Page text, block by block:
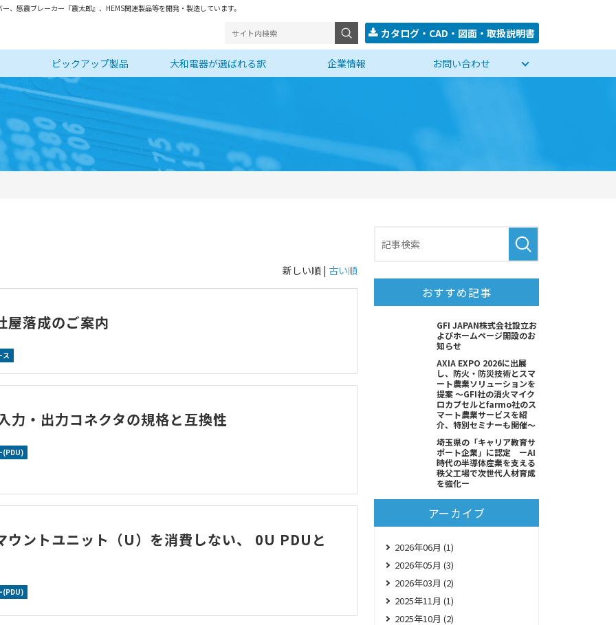
感震ブレーカー『震太郎』、HEMS関連製品等を開発・製造しています。
カタログ・CAD・図面・取扱説明書
ピックアップ製品 大和電器が選ばれる訳 企業情報 お問い合わせ
新しい順 | 古い順
屋落成のご案内
ス
力・出力コネクタの規格と互換性
(PDU)
ウントユニット（U）を消費しない、 0U PDUと
(PDU)
おすすめ記事
GFI JAPAN株式会社設立お
よびホームページ開設のお
知らせ
AXIA EXPO 2026に出展
し、防火・防災技術とスマ
ート農業ソリューションを
提案 ～GFI社の消火マイク
ロカプセルとfarmo社のス
マート農業サービスを紹
介、特別セミナーも開催～
埼玉県の「キャリア教育サ
ポート企業」に認定 ーAI
時代の半導体産業を支える
秩父工場で次世代人材育成
を強化ー
アーカイブ
2026年06月 (1)
2026年05月 (3)
2026年03月 (2)
2025年11月 (1)
2025年10月 (2)